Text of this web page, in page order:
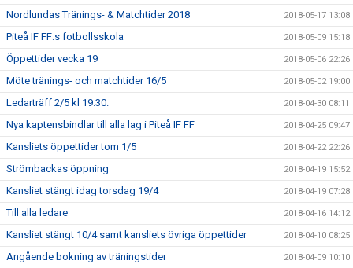
Nordlundas Tränings- & Matchtider 2018 2018-05-17 13:08
Piteå IF FF:s fotbollsskola 2018-05-09 15:18
Öppettider vecka 19 2018-05-06 22:26
Möte tränings- och matchtider 16/5 2018-05-02 19:00
Ledarträff 2/5 kl 19.30. 2018-04-30 08:11
Nya kaptensbindlar till alla lag i Piteå IF FF 2018-04-25 09:47
Kansliets öppettider tom 1/5 2018-04-22 22:26
Strömbackas öppning 2018-04-19 15:52
Kansliet stängt idag torsdag 19/4 2018-04-19 07:28
Till alla ledare 2018-04-16 14:12
Kansliet stängt 10/4 samt kansliets övriga öppettider 2018-04-10 08:25
Angående bokning av träningstider 2018-04-09 10:10